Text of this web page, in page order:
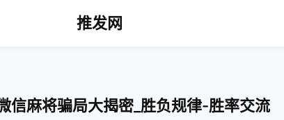
推发网
信麻将骗局大揭密_胜负规律-胜率交流